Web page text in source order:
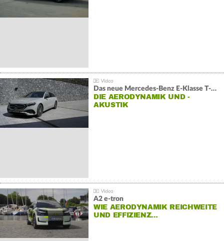
Das neue Mercedes-Benz E-Klasse T-Modell
DIE AERODYNAMIK UND -
AKUSTIK
A2 e-tron
WIE AERODYNAMIK REICHWEITE
UND EFFIZIENZ…